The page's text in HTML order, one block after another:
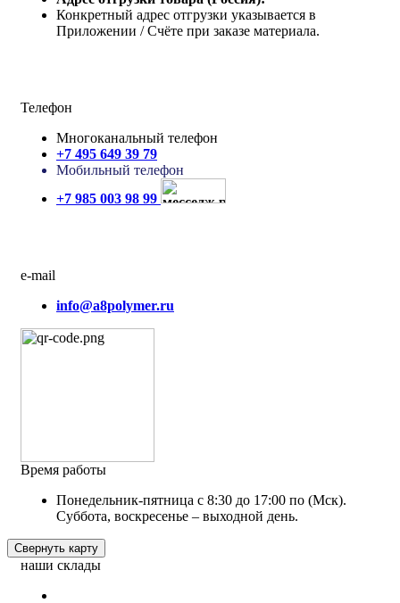
Конкретный адрес отгрузки указывается в
Приложении / Счёте при заказе материала.
Телефон
Многоканальный телефон
+7 495 649 39 79
Мобильный телефон
+7 985 003 98 99
e-mail
info@a8polymer.ru
Время работы
Понедельник-пятница с 8:30 до 17:00 по (Мск).
Суббота, воскресенье – выходной день.
Свернуть карту
наши склады